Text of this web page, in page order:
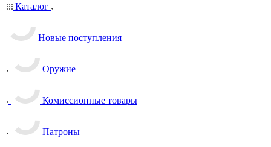
Каталог
Новые поступления
Оружие
Комиссионные товары
Патроны